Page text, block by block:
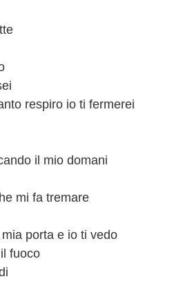
respiro io ti fermerei
il mio domani
mi fa tremare
porta e io ti vedo
fuoco